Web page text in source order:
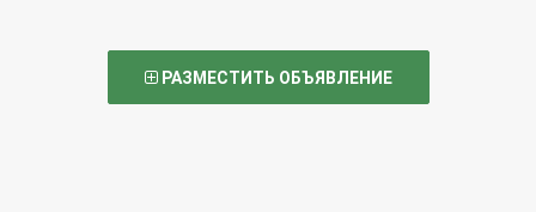
РАЗМЕСТИТЬ ОБЪЯВЛЕНИЕ